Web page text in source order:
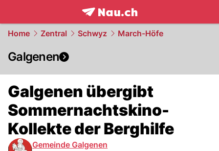
frontpage.NAU.ch
Home Zentral Schwyz March-Höfe
Galgenen
Galgenen übergibt
Sommernachtskino-
Kollekte der Berghilfe
Gemeinde Galgenen